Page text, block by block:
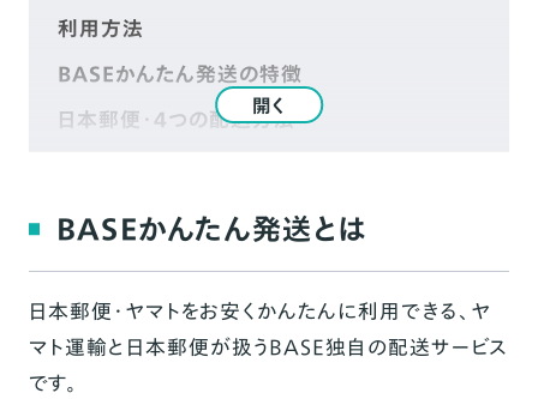
利用方法
BASEかんたん発送の特徴
日本郵便・4つの配送方法
かんたん発送（日本郵便）の価格表
ヤマト運輸・4つの配送方法
ヤマト運輸がおすすめの方
開く
BASEかんたん発送とは
日本郵便・ヤマトをお安くかんたんに利用できる、ヤ
マト運輸と日本郵便が扱うBASE独自の配送サービス
です。